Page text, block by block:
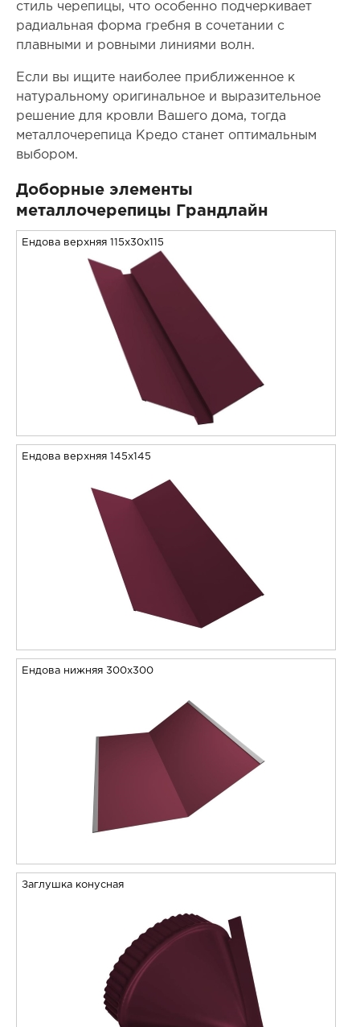
стиль черепицы, что особенно подчеркивает
радиальная форма гребня в сочетании с
плавными и ровными линиями волн.
Если вы ищите наиболее приближенное к
натуральному оригинальное и выразительное
решение для кровли Вашего дома, тогда
металлочерепица Кредо станет оптимальным
выбором.
Доборные элементы
металлочерепицы Грандлайн
Ендова верхняя 115x30x115
Ендова верхняя 145х145
Ендова нижняя 300х300
Заглушка конусная